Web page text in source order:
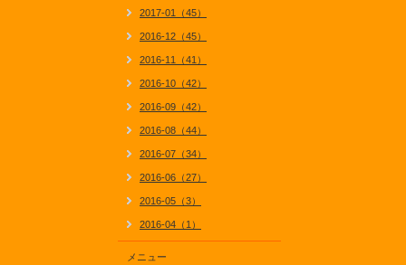
2017-01（45）
2016-12（45）
2016-11（41）
2016-10（42）
2016-09（42）
2016-08（44）
2016-07（34）
2016-06（27）
2016-05（3）
2016-04（1）
メニュー